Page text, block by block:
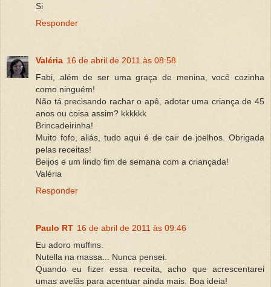
Si
Responder
Valéria 16 de abril de 2011 às 08:58
Fabi, além de ser uma graça de menina, você cozinha
como ninguém!
Não tá precisando rachar o apê, adotar uma criança de 45
anos ou coisa assim? kkkkkk
Brincadeirinha!
Muito fofo, aliás, tudo aqui é de cair de joelhos. Obrigada
pelas receitas!
Beijos e um lindo fim de semana com a criançada!
Valéria
Responder
Paulo RT 16 de abril de 2011 às 09:46
Eu adoro muffins.
Nutella na massa... Nunca pensei.
Quando eu fizer essa receita, acho que acrescentarei
umas avelãs para acentuar ainda mais. Boa ideia!